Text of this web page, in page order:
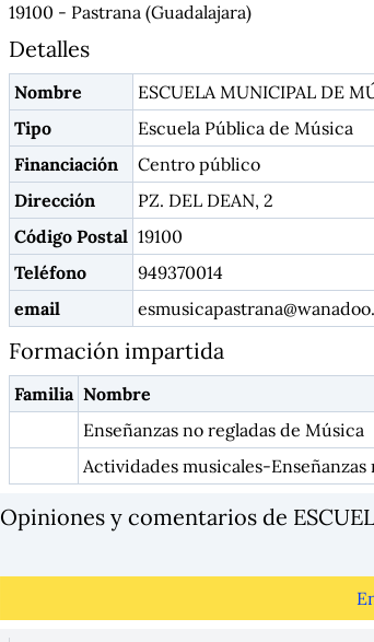
19100 - Pastrana (Guadalajara)
Detalles
Nombre
ESCUELA MUNICIPAL DE
Tipo
Escuela Pública de Música
Financiación
Centro público
Dirección
PZ. DEL DEAN, 2
Código Postal 19100
Teléfono
949370014
email
Formación impartida
Familia Nombre
Enseñanzas no regladas de Música
Actividades musicales-Enseñanzas
Opiniones y comentarios de